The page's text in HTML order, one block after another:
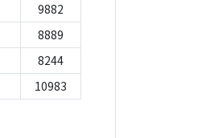
9882
8889
8244
10983